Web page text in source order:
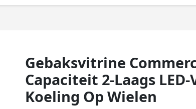
Gebaksvitrine
Capaciteit 2-Laags
Koeling Op Wielen